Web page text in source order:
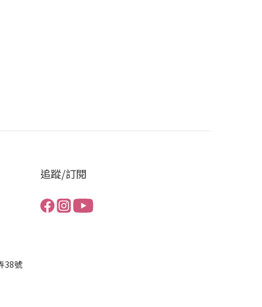
38號
追蹤/訂閱